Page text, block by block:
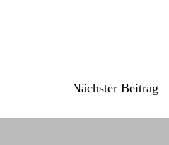
Nächster Beitrag